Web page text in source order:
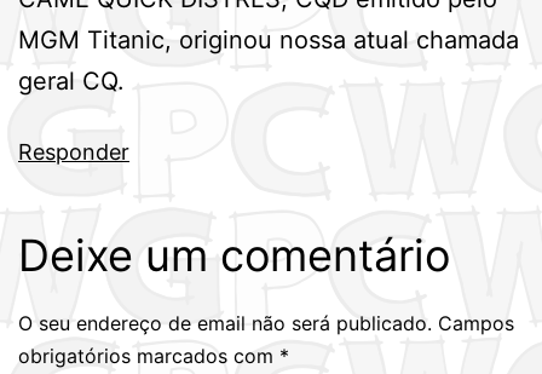
MGM Titanic, originou nossa atual chamada
geral CQ.
Responder
Deixe um comentário
O seu endereço de email não será publicado. Campos
obrigatórios marcados com *